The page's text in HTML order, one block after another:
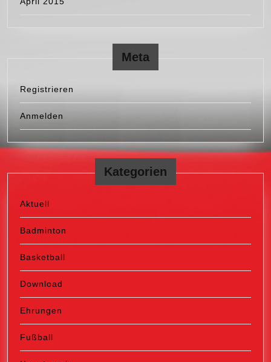
Meta
Registrieren
Anmelden
Kategorien
Aktuell
Badminton
Basketball
Download
Ehrungen
Fußball